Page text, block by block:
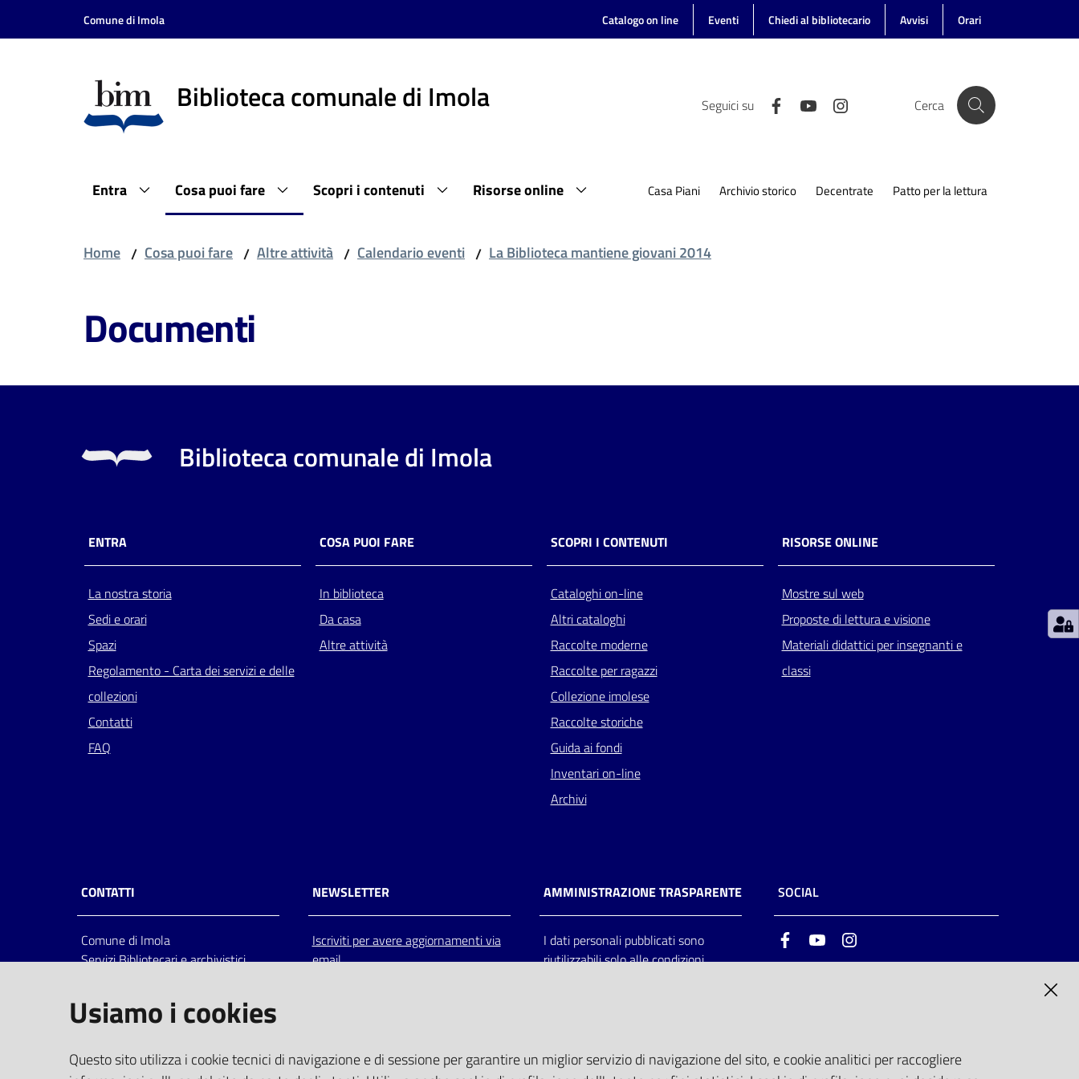
Vai al contenuto
Vai alla navigazione
Comune di Imola Catalogo on line Eventi Chiedi al bibliotecario Avvisi Orari
Biblioteca comunale di Imola Seguici su Cerca
Entra Cosa puoi fare Scopri i contenuti Risorse online Casa Piani Archivio storico Decentrate Patto per la lettura
Home / Cosa puoi fare / Altre attività / Calendario eventi / La Biblioteca mantiene giovani 2014
Documenti
Biblioteca comunale di Imola
ENTRA
La nostra storia
Sedi e orari
Spazi
Regolamento - Carta dei servizi e delle
collezioni
Contatti
FAQ
COSA PUOI FARE
In biblioteca
Da casa
Altre attività
SCOPRI I CONTENUTI
Cataloghi on-line
Altri cataloghi
Raccolte moderne
Raccolte per ragazzi
Collezione imolese
Raccolte storiche
Guida ai fondi
Inventari on-line
Archivi
RISORSE ONLINE
Mostre sul web
Proposte di lettura e visione
Materiali didattici per insegnanti e
classi
CONTATTI
Comune di Imola
Servizi Bibliotecari e archivistici
Italia
centralino: tel 0542.6026.36 fax
bim@comune.imola.bo.it
PEC
NEWSLETTER
Iscriviti per avere aggiornamenti via
email
AMMINISTRAZIONE TRASPARENTE
I dati personali pubblicati sono
riutilizzabili solo alle condizioni
SOCIAL
FacebookYoutube
Usiamo i cookies
Questo sito utilizza i cookie tecnici di navigazione e di sessione per garantire un miglior servizio di navigazione del sito, e cookie analitici per raccogliere